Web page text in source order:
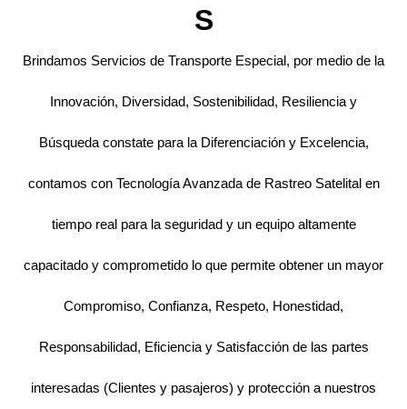
S
Brindamos Servicios de Transporte Especial, por medio de la
Innovación, Diversidad, Sostenibilidad, Resiliencia y
Búsqueda constate para la Diferenciación y Excelencia,
contamos con Tecnología Avanzada de Rastreo Satelital en
tiempo real para la seguridad y un equipo altamente
capacitado y comprometido lo que permite obtener un mayor
Compromiso, Confianza, Respeto, Honestidad,
Responsabilidad, Eficiencia y Satisfacción de las partes
interesadas (Clientes y pasajeros) y protección a nuestros